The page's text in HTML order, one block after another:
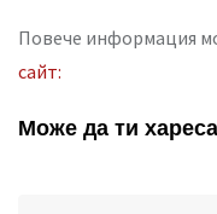
Повече информация
сайт:
Може да ти